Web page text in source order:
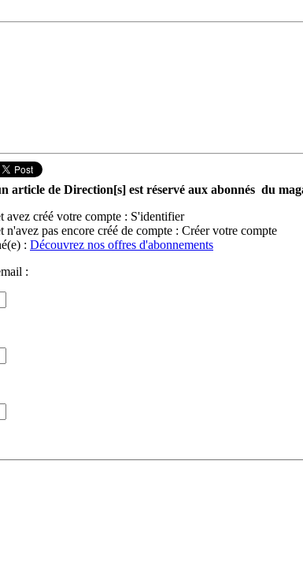
article de Direction[s] est réservé aux abonnés du
avez créé votre compte : S'identifier
n'avez pas encore créé de compte : Créer votre compte
: Découvrez nos offres d'abonnements
: